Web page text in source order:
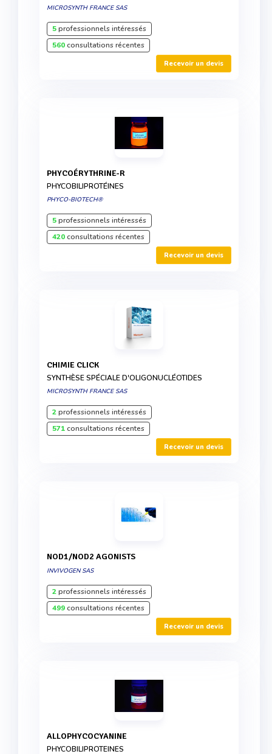
MICROSYNTH FRANCE SAS
5professionnels intéressés
560consultations récentes
Recevoir un devis
PHYCOÉRYTHRINE-R
PHYCOBILIPROTÉINES
PHYCO-BIOTECH®
5professionnels intéressés
420consultations récentes
Recevoir un devis
CHIMIE CLICK
SYNTHÈSE SPÉCIALE D'OLIGONUCLÉOTIDES
MICROSYNTH FRANCE SAS
2professionnels intéressés
571consultations récentes
Recevoir un devis
NOD1/NOD2 AGONISTS
INVIVOGEN SAS
2professionnels intéressés
499consultations récentes
Recevoir un devis
ALLOPHYCOCYANINE
PHYCOBILIPROTEINES